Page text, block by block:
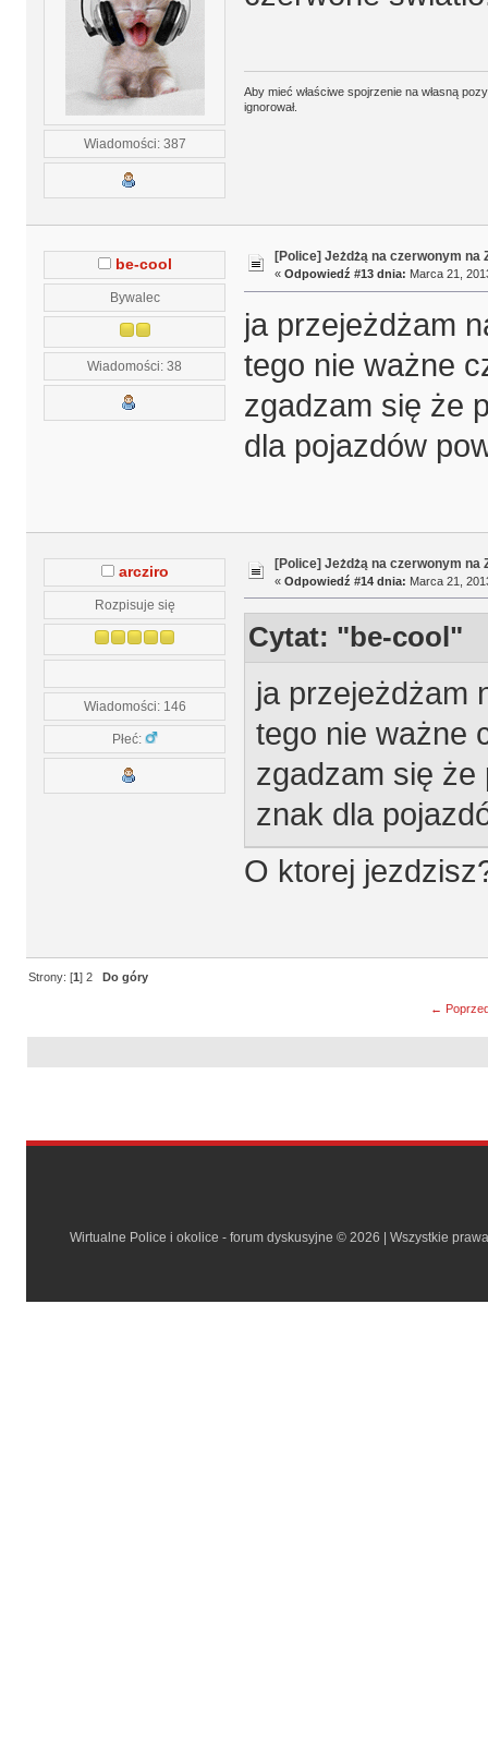
Wiadomości: 387
Aby mieć właściwe spojrzenie na własną
ignorował.
be-cool
Bywalec
Wiadomości: 38
[Police] Jeżdżą na czerwonym na
« Odpowiedź #13 dnia: Marca 21,
ja przejeżdżam
tego nie ważne
zgadzam się że
dla pojazdów
arcziro
Rozpisuje się
Wiadomości: 146
Płeć:
[Police] Jeżdżą na czerwonym na
« Odpowiedź #14 dnia: Marca 21,
Cytat: "be-cool"
ja przejeżdżam
tego nie ważne
zgadzam się że
znak dla
O ktorej
Strony: [1]2 Do góry
←
Wirtualne Police i okolice - forum dyskusyjne © 2026 | Wszystkie